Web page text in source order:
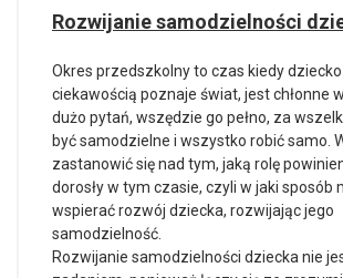
Rozwijanie samodzielności
Okres przedszkolny to czas kiedy
ciekawością poznaje świat, jest chłonne
dużo pytań, wszędzie go pełno, za
być samodzielne i wszystko robić samo.
zastanowić się nad tym, jaką rolę
dorosły w tym czasie, czyli w jaki sposób
wspierać rozwój dziecka, rozwijając jego
samodzielność.
Rozwijanie samodzielności dziecka nie